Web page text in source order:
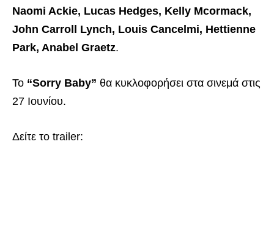
Naomi Ackie, Lucas Hedges, Kelly Mcormack,
John Carroll Lynch, Louis Cancelmi, Hettienne
Park, Anabel Graetz.
Το “Sorry Baby” θα κυκλοφορήσει στα σινεμά στις
27 Ιουνίου.
Δείτε το trailer: